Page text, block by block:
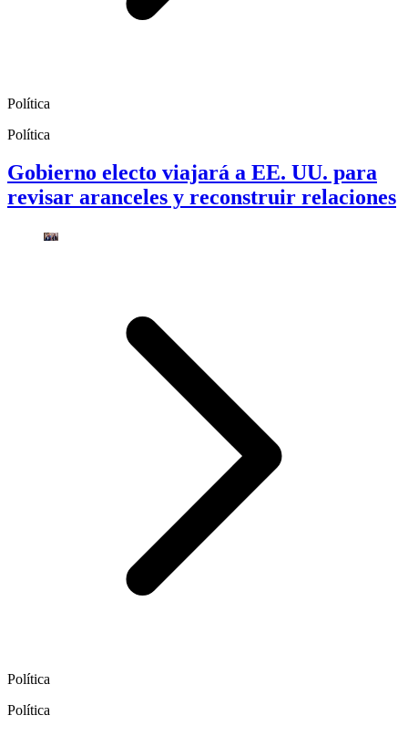
Política
Política
Gobierno electo viajará a EE. UU. para
revisar aranceles y reconstruir relaciones
Política
Política